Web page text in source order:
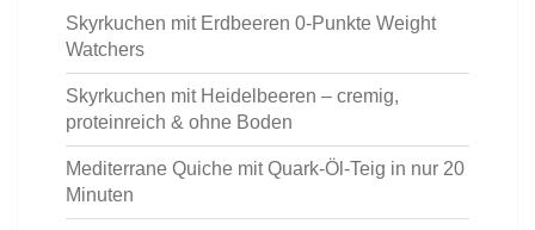
Skyrkuchen mit Erdbeeren 0-Punkte Weight
Watchers
Skyrkuchen mit Heidelbeeren – cremig,
proteinreich & ohne Boden
Mediterrane Quiche mit Quark-Öl-Teig in nur 20
Minuten